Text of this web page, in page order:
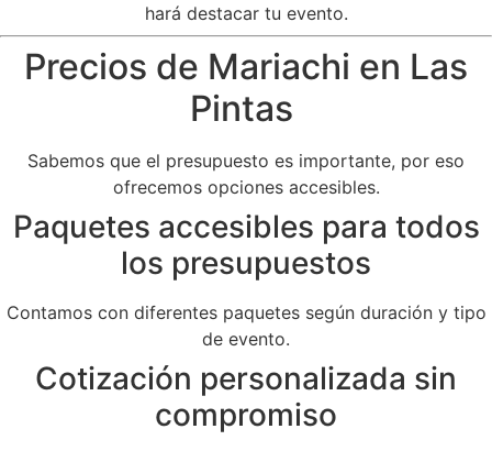
hará destacar tu evento.
Precios de Mariachi en Las
Pintas
Sabemos que el presupuesto es importante, por eso
ofrecemos opciones accesibles.
Paquetes accesibles para todos
los presupuestos
Contamos con diferentes paquetes según duración y tipo
de evento.
Cotización personalizada sin
compromiso